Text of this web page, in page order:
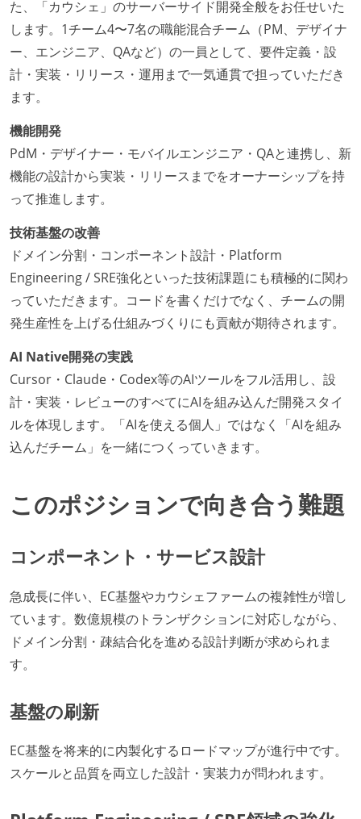
た、「カウシェ」のサーバーサイド開発全般をお任せいた
します。1チーム4〜7名の職能混合チーム（PM、デザイナ
ー、エンジニア、QAなど）の一員として、要件定義・設
計・実装・リリース・運用まで一気通貫で担っていただき
ます。
機能開発
PdM・デザイナー・モバイルエンジニア・QAと連携し、新
機能の設計から実装・リリースまでをオーナーシップを持
って推進します。
技術基盤の改善
ドメイン分割・コンポーネント設計・Platform
Engineering / SRE強化といった技術課題にも積極的に関わ
っていただきます。コードを書くだけでなく、チームの開
発生産性を上げる仕組みづくりにも貢献が期待されます。
AI Native開発の実践
Cursor・Claude・Codex等のAIツールをフル活用し、設
計・実装・レビューのすべてにAIを組み込んだ開発スタイ
ルを体現します。「AIを使える個人」ではなく「AIを組み
込んだチーム」を一緒につくっていきます。
このポジションで向き合う難題
コンポーネント・サービス設計
急成長に伴い、EC基盤やカウシェファームの複雑性が増し
ています。数億規模のトランザクションに対応しながら、
ドメイン分割・疎結合化を進める設計判断が求められま
す。
基盤の刷新
EC基盤を将来的に内製化するロードマップが進行中です。
スケールと品質を両立した設計・実装力が問われます。